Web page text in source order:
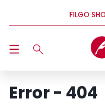
FILGO
Error - 404